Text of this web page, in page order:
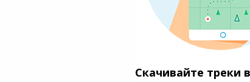
Скачивайте треки в